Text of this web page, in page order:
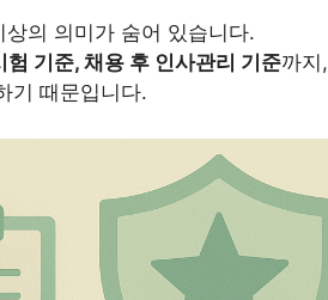
의 의미가 숨어 있습니다.
험 기준, 채용 후 인사관리 기준까지,
기 때문입니다.